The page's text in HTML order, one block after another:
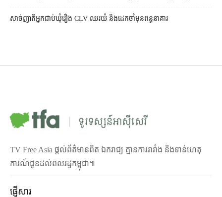
សាច់ញាតិអ្នកជាប់ឃុំរឿង CLV ឈរយំ និងដេកចាំមុនពន្ធនាគារ
TV Free Asia ផ្ដល់ព័ត៌មានពិត ឯករាជ្យ គ្មានការរារាំង និងទាន់ហេតុ
ការណ៍ជូនដល់ពលរដ្ឋកម្ពុជា៕
ផ្ញើសារ